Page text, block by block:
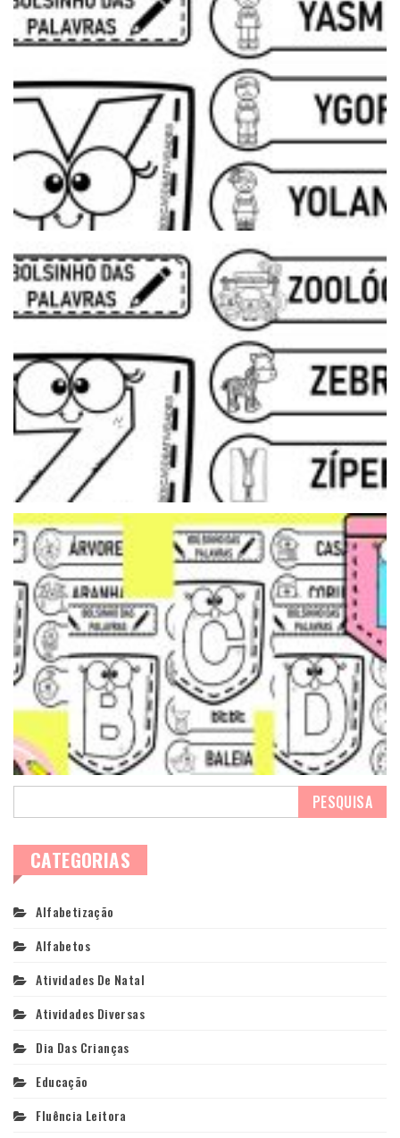
CATEGORIAS
Alfabetização
Alfabetos
Atividades De Natal
Atividades Diversas
Dia Das Crianças
Educação
Fluência Leitora